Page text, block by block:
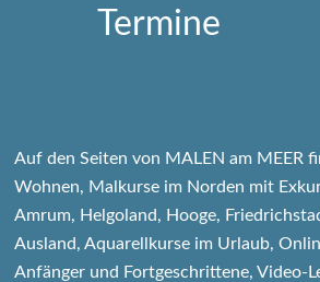
Auf den Seiten von MALEN am MEER
Wohnen, Malkurse im Norden mit
Amrum, Helgoland, Hooge,
Ausland, Aquarellkurse im Urlaub,
Anfänger und Fortgeschrittene, Video-